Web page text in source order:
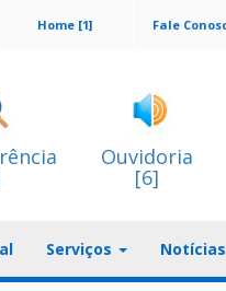
Fale
Home [1]
Ouvidoria
[6]
Serviços Notícias